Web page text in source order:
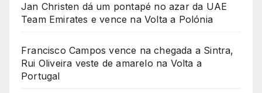
Jan Christen dá um pontapé no azar da UAE
Team Emirates e vence na Volta a Polónia
Francisco Campos vence na chegada a Sintra,
Rui Oliveira veste de amarelo na Volta a
Portugal